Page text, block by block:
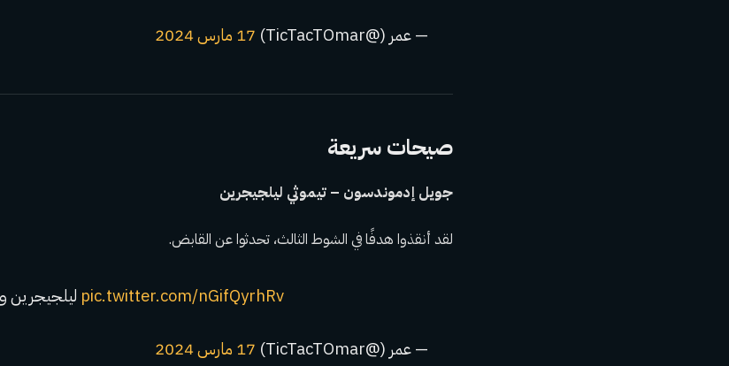
— عمر (@TicTacTOmar) 17 مارس 2024
صيحات سريعة
جويل إدموندسون – تيموثي ليلجيجرين
لقد أنقذوا هدفًا في الشوط الثالث، تحدثوا عن القابض.
pic.twitter.com/nGifQyrhRv
— عمر (@TicTacTOmar) 17 مارس 2024